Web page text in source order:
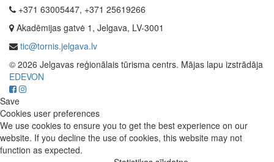
+371 63005447, +371 25619266
Akadēmijas gatvė 1, Jelgava, LV-3001
tic@tornis.jelgava.lv
© 2026 Jelgavas reģionālais tūrisma centrs. Mājas lapu izstrādāja
EDEVON
Save
Cookies user preferences
We use cookies to ensure you to get the best experience on our
website. If you decline the use of cookies, this website may not
function as expected.